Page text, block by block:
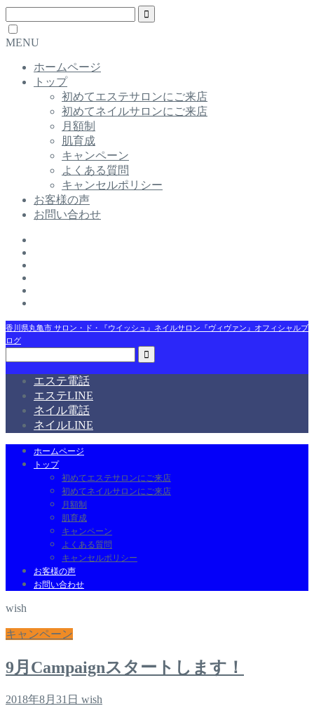
MENU
ホームページ
トップ
初めてエステサロンにご来店
初めてネイルサロンにご来店
月額制
肌育成
キャンペーン
よくある質問
キャンセルポリシー
お客様の声
お問い合わせ
香川県丸亀市 サロン・ド・『ウイッシュ』ネイルサロン『ヴィヴァン』オフィシャルブ
ログ
エステ電話
エステLINE
ネイル電話
ネイルLINE
ホームページ
トップ
初めてエステサロンにご来店
初めてネイルサロンにご来店
月額制
肌育成
キャンペーン
よくある質問
キャンセルポリシー
お客様の声
お問い合わせ
wish
キャンペーン
9月Campaignスタートします！
2018年8月31日 wish